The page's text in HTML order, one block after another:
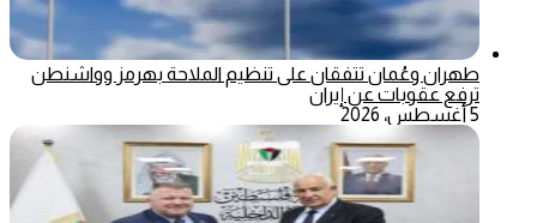
طهران وعُمان تتفقان على تنظيم الملاحة بهرمز وواشنطن
ترفع عقوبات عن إيران
5 أغسطس، 2026